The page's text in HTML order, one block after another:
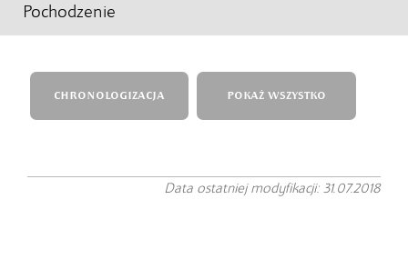
Pochodzenie
CHRONOLOGIZACJA POKAŻ WSZYSTKO
Data ostatniej modyfikacji: 31.07.2018